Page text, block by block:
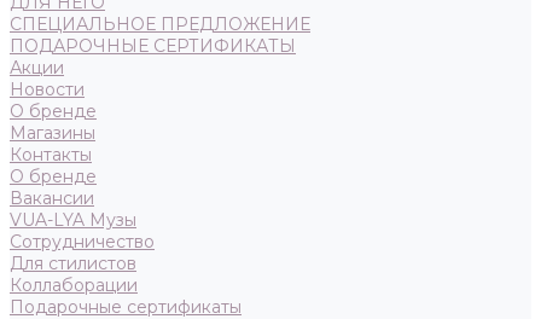
СПЕЦИАЛЬНОЕ ПРЕДЛОЖЕНИЕ
ПОДАРОЧНЫЕ СЕРТИФИКАТЫ
Акции
Новости
О бренде
Магазины
Контакты
О бренде
Вакансии
VUA-LYA Музы
Сотрудничество
Для стилистов
Коллаборации
Подарочные сертификаты